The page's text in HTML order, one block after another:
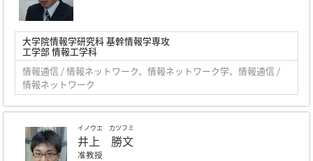
大学院情報学研究科 基幹情報学専攻
工学部 情報工学科
情報通信 / 情報ネットワーク、情報ネットワーク学、情報通信 /
情報ネットワーク
イノウエ カツフミ
井上 勝文
准教授